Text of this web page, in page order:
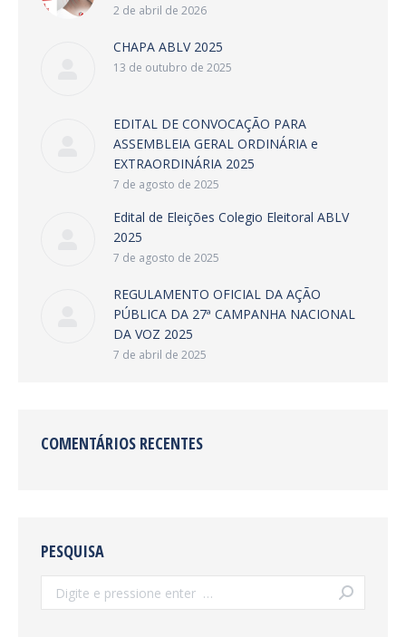
2 de abril de 2026
CHAPA ABLV 2025
13 de outubro de 2025
EDITAL DE CONVOCAÇÃO PARA
ASSEMBLEIA GERAL ORDINÁRIA e
EXTRAORDINÁRIA 2025
7 de agosto de 2025
Edital de Eleições Colegio Eleitoral ABLV
2025
7 de agosto de 2025
REGULAMENTO OFICIAL DA AÇÃO
PÚBLICA DA 27ª CAMPANHA NACIONAL
DA VOZ 2025
7 de abril de 2025
COMENTÁRIOS RECENTES
PESQUISA
Search: